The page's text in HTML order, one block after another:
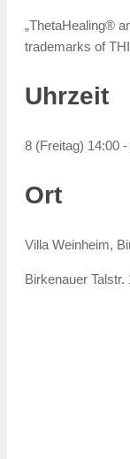
„ThetaHealing®
trademarks of
Uhrzeit
8 (Freitag) 14:00
Ort
Villa Weinheim,
Birkenauer Talstr.